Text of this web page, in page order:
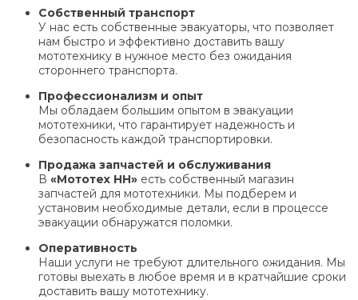
Собственный транспорт
У нас есть собственные эвакуаторы, что позволяет
нам быстро и эффективно доставить вашу
мототехнику в нужное место без ожидания
стороннего транспорта.
Профессионализм и опыт
Мы обладаем большим опытом в эвакуации
мототехники, что гарантирует надежность и
безопасность каждой транспортировки.
Продажа запчастей и обслуживания
В «Мототех НН» есть собственный магазин
запчастей для мототехники. Мы подберем и
установим необходимые детали, если в процессе
эвакуации обнаружатся поломки.
Оперативность
Наши услуги не требуют длительного ожидания. Мы
готовы выехать в любое время и в кратчайшие сроки
доставить вашу мототехнику.